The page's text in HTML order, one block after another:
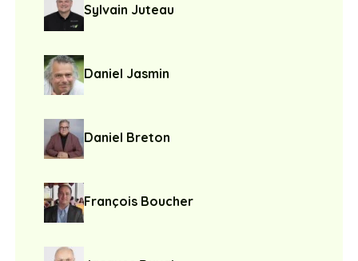
Sylvain Juteau
Daniel Jasmin
Daniel Breton
François Boucher